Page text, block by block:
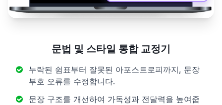
문법 및 스타일 통합 교정기
누락된 쉼표부터 잘못된 아포스트로피까지, 문장
부호 오류를 수정합니다.
문장 구조를 개선하여 가독성과 전달력을 높여줍